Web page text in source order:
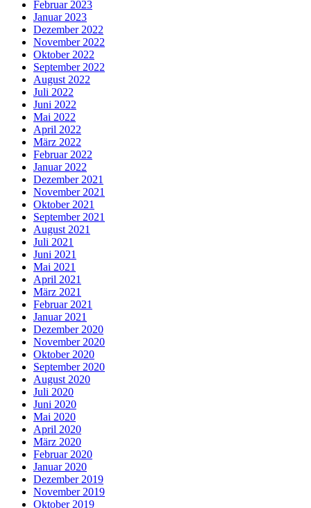
Februar 2023
Januar 2023
Dezember 2022
November 2022
Oktober 2022
September 2022
August 2022
Juli 2022
Juni 2022
Mai 2022
April 2022
März 2022
Februar 2022
Januar 2022
Dezember 2021
November 2021
Oktober 2021
September 2021
August 2021
Juli 2021
Juni 2021
Mai 2021
April 2021
März 2021
Februar 2021
Januar 2021
Dezember 2020
November 2020
Oktober 2020
September 2020
August 2020
Juli 2020
Juni 2020
Mai 2020
April 2020
März 2020
Februar 2020
Januar 2020
Dezember 2019
November 2019
Oktober 2019